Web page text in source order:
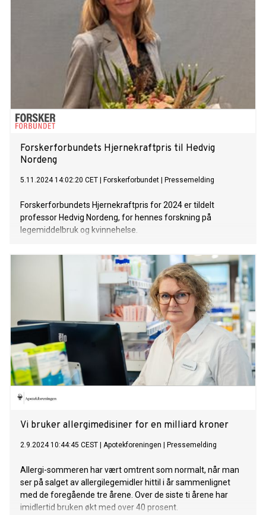
Forskerforbundets Hjernekraftpris til Hedvig
Nordeng
5.11.2024 14:02:20 CET Forskerforbundet Pressemelding
Forskerforbundets Hjernekraftpris for 2024 er tildelt
professor Hedvig Nordeng, for hennes forskning på
legemiddelbruk og kvinnehelse.
Vi bruker allergimedisiner for en milliard kroner
2.9.2024 10:44:45 CEST Apotekforeningen Pressemelding
Allergi-sommeren har vært omtrent som normalt, når man
ser på salget av allergilegemidler hittil i år sammenlignet
med de foregående tre årene. Over de siste ti årene har
imidlertid bruken økt med over 40 prosent.